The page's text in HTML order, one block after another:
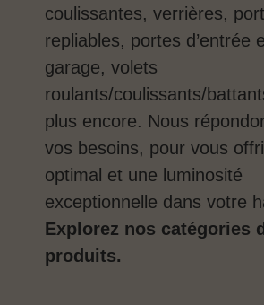
coulissantes, verrières,
repliables, portes d’entrée
garage, volets
roulants/coulissants/
plus encore. Nous
vos besoins, pour vous
optimal et une luminosité
exceptionnelle dans votre
Explorez nos catégories
produits.